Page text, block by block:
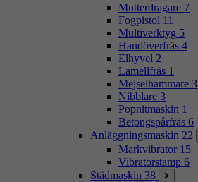
Mutterdragare 7
Fogpistol 11
Multiverktyg 5
Handöverfräs 4
Elhyvel 2
Lamellfräs 1
Mejselhammare 3
Nibblare 3
Popnitmaskin 1
Betongspårfräs 6
Anläggningsmaskin 22
Markvibrator 15
Vibratorstamp 6
Städmaskin 38